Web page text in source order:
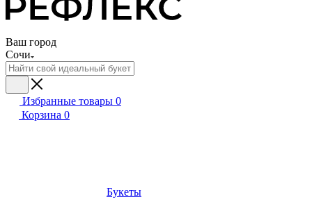
Ваш город
Сочи
Избранные товары 0
Корзина 0
Букеты